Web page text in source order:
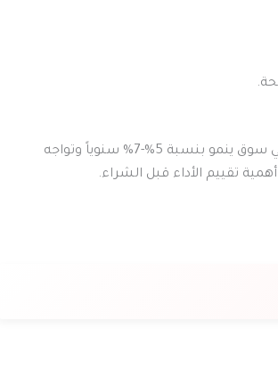
في سوق ينمو بنسبة 5%-7% سنوياً وتواجه